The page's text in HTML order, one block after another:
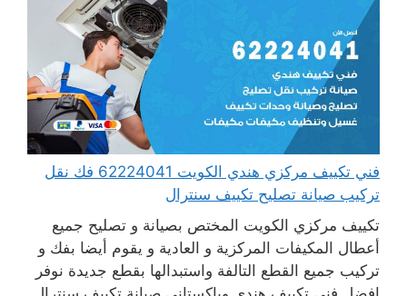
فني تكييف مركزي هندي الكويت 62224041 فك نقل
تركيب صيانة تصليح تكييف سنترال
تكييف مركزي الكويت المختص بصيانة و تصليح جميع
أعطال المكيفات المركزية و العادية و يقوم أيضا بفك و
تركيب جميع القطع التالفة واستبدالها بقطع جديدة نوفر